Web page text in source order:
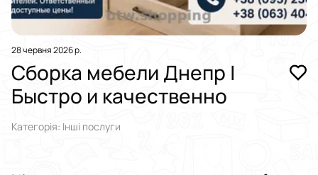
28 червня 2026 р.
Сбopка мебели Днепр |
Быcтро и качественно
Категорія: Інші послуги